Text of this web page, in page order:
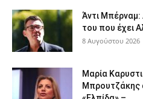
Άντι Μπέρναμ:
του που έχει
8 Αυγούστου 2026
Μαρία
Μπρουτζάκης